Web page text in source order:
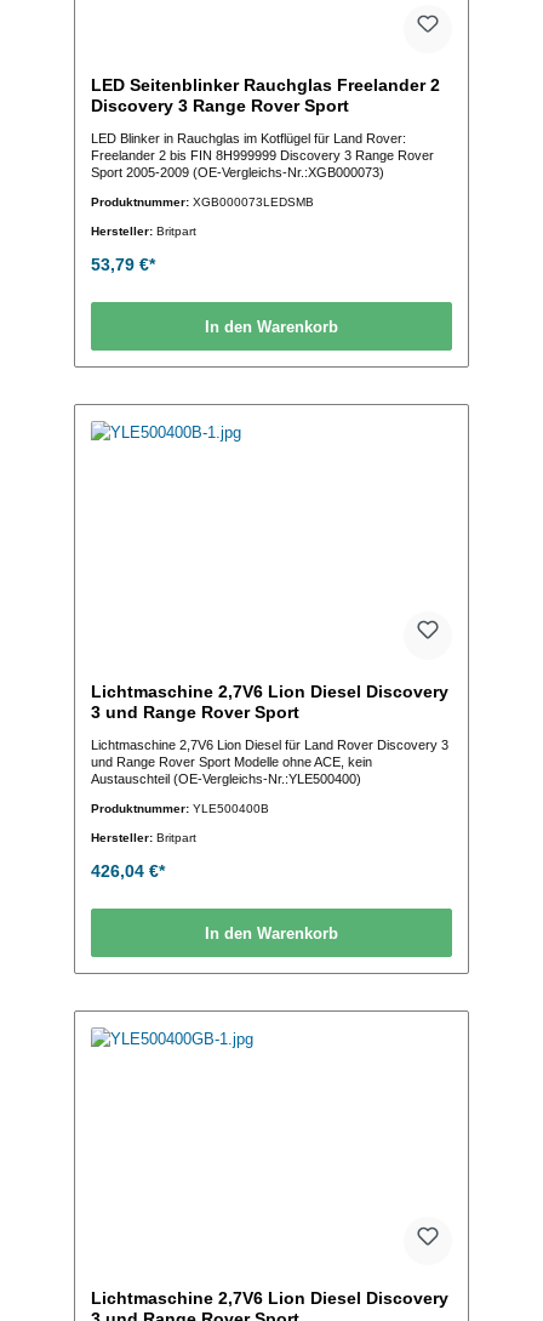
LED Seitenblinker Rauchglas Freelander 2
Discovery 3 Range Rover Sport
LED Blinker in Rauchglas im Kotflügel für Land Rover:
Freelander 2 bis FIN 8H999999 Discovery 3 Range Rover
Sport 2005-2009 (OE-Vergleichs-Nr.:XGB000073)
Produktnummer: XGB000073LEDSMB
Hersteller: Britpart
53,79 €*
In den Warenkorb
Lichtmaschine 2,7V6 Lion Diesel Discovery
3 und Range Rover Sport
Lichtmaschine 2,7V6 Lion Diesel für Land Rover Discovery 3
und Range Rover Sport Modelle ohne ACE, kein
Austauschteil (OE-Vergleichs-Nr.:YLE500400)
Produktnummer: YLE500400B
Hersteller: Britpart
426,04 €*
In den Warenkorb
Lichtmaschine 2,7V6 Lion Diesel Discovery